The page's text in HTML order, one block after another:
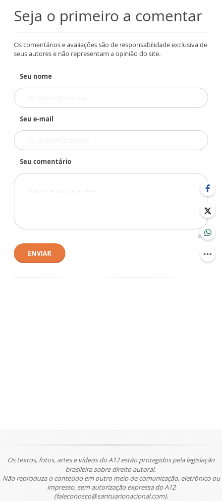
Seja o primeiro a comentar
Os comentários e avaliações são de responsabilidade exclusiva de
seus autores e não representam a opinião do site.
Seu nome
Seu e-mail
Seu comentário
500
ENVIAR
Os textos, fotos, artes e vídeos do A12 estão protegidos pela legislação
brasileira sobre direito autoral.
Não reproduza o conteúdo em outro meio de comunicação, eletrônico ou
impresso, sem autorização expressa do A12
(faleconosco@santuarionacional.com).